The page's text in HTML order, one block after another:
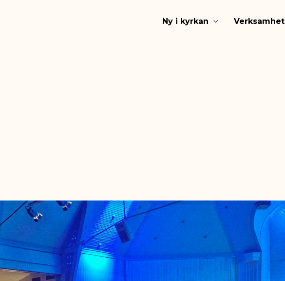
Ny i kyrkan Verksamhet